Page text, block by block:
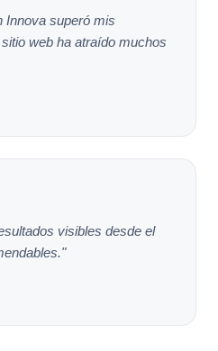
Innova superó mis
web ha atraído muchos
visibles desde el